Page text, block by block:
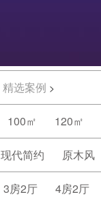
精选案例 >
100㎡ 120㎡
现代简约 原木风
3房2厅 4房2厅